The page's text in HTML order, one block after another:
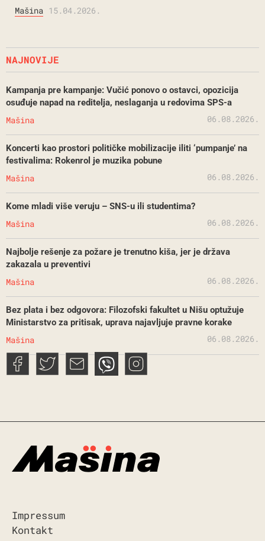
Mašina 15.04.2026.
NAJNOVIJE
Kampanja pre kampanje: Vučić ponovo o ostavci, opozicija
osuđuje napad na reditelja, neslaganja u redovima SPS-a
Mašina 06.08.2026.
Koncerti kao prostori političke mobilizacije iliti ‘pumpanje’ na
festivalima: Rokenrol je muzika pobune
Mašina 06.08.2026.
Kome mladi više veruju – SNS-u ili studentima?
Mašina 06.08.2026.
Najbolje rešenje za požare je trenutno kiša, jer je država
zakazala u preventivi
Mašina 06.08.2026.
Bez plata i bez odgovora: Filozofski fakultet u Nišu optužuje
Ministarstvo za pritisak, uprava najavljuje pravne korake
Mašina 06.08.2026.
Impressum
Kontakt